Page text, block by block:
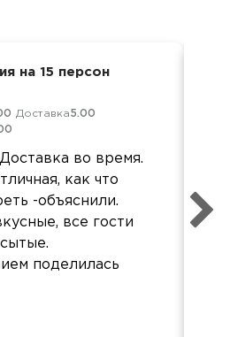
на 15 персон
Доставка5.00
во время.
как что
-объяснили.
все гости
поделилась